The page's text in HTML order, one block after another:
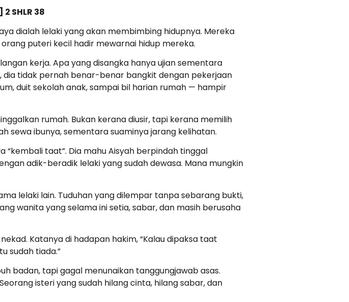
SHLR 38
dialah lelaki yang akan membimbing hidupnya. Mereka
puteri kecil hadir mewarnai hidup mereka.
kerja. Apa yang disangka hanya ujian sementara
dia tidak pernah benar-benar bangkit dengan pekerjaan
duit sekolah anak, sampai bil harian rumah — hampir
rumah. Bukan kerana diusir, tapi kerana memilih
sewa ibunya, sementara suaminya jarang kelihatan.
taat”. Dia mahu Aisyah berpindah tinggal
adik-beradik lelaki yang sudah dewasa. Mana mungkin
lelaki lain. Tuduhan yang dilempar tanpa sebarang bukti,
wanita yang selama ini setia, sabar, dan masih berusaha
Katanya di hadapan hakim, “Kalau dipaksa taat
sudah tiada.”
badan, tapi gagal menunaikan tanggungjawab asas.
isteri yang sudah hilang cinta, hilang sabar, dan